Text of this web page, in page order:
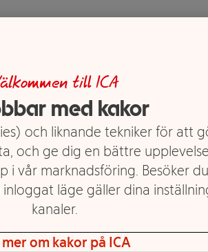
Den
en ask
till ICA
med kakor
och liknande tekniker för att
och ge dig en bättre
i vår marknadsföring. Besöker
läge gäller dina
kanaler.
mer om kakor på ICA